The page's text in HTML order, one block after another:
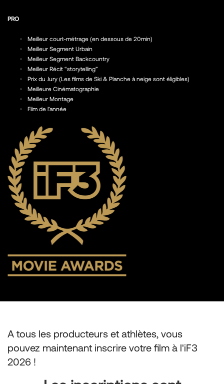
PRO
Meilleur court-métrage (en dessous de 20min)
Meilleur Segment Urbain
Meilleur Segment Backcountry
Meilleur Récit “storytelling”
Prix du Jury (Les films de Ski & Planche à neige sont éligibles)
Meilleure Cinématographie
Meilleur Montage
Film de l’année
A tous les producteurs et athlètes, vous
pouvez maintenant inscrire votre film à l'iF3
2026 !